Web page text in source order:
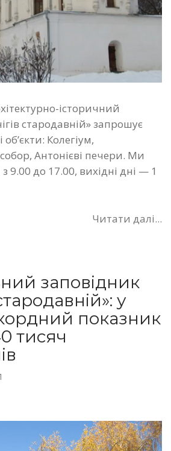
історичний
стародавній» запрошує
Колегіум,
Антонієві печери. Ми
до 17.00, вихідні дні — 1
Читати далі...
заповідник
у
показник
тисяч